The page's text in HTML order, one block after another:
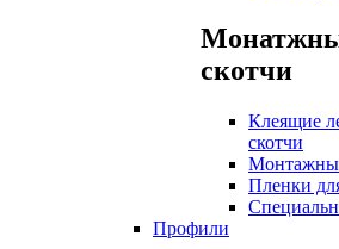
скотчи
Клеящие
скотчи
Пленки
Профили